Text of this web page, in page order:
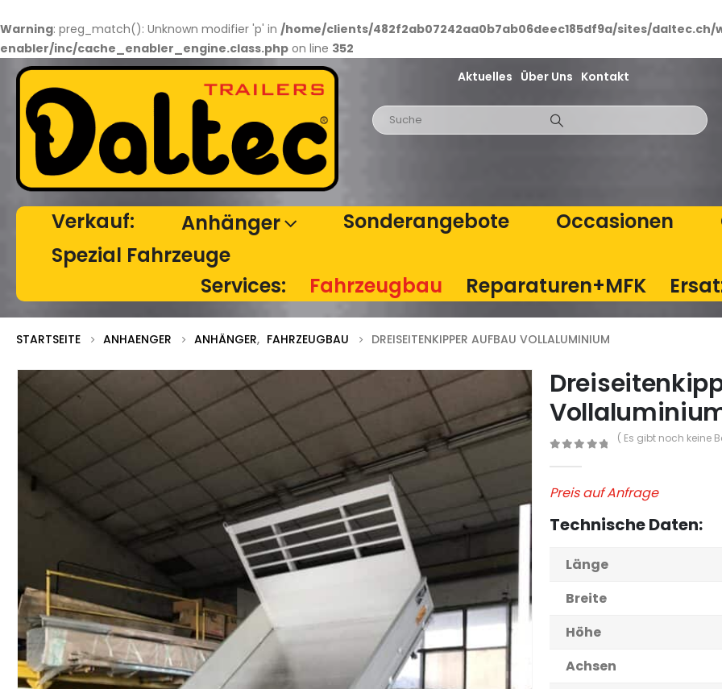
Warning: preg_match(): Unknown modifier 'p' in /home/clients/482f2ab07242aa0b7ab06deec185df9a/sites/
enabler/inc/cache_enabler_engine.class.php on line 352
Aktuelles Über Uns Kontakt
Verkauf: Anhänger Sonderangebote Occasionen
Spezial Fahrzeuge
Services:
Fahrzeugbau Reparaturen+MFK
STARTSEITE ANHAENGER ANHÄNGER, FAHRZEUGBAU DREISEITENKIPPER AUFBAU VOLLALUMINIUM
( Es gibt noch keine
Preis auf Anfrage
Technische Daten:
Länge
Breite
Höhe
Achsen